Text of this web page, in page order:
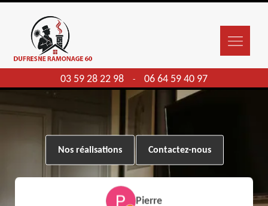
03 59 28 22 98 - 06 64 59 40 97
Nos réalisations Contactez-nous
Pierre